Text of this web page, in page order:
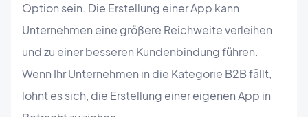
Option sein. Die Erstellung einer App kann
Unternehmen eine größere Reichweite verleihen
und zu einer besseren Kundenbindung führen.
Wenn Ihr Unternehmen in die Kategorie B2B fällt,
lohnt es sich, die Erstellung einer eigenen App in